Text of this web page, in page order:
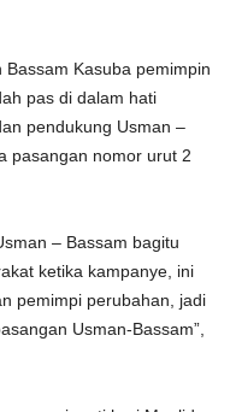
Kasuba pemimpin
pas di dalam hati
pendukung Usman –
pasangan nomor urut 2
– Bassam bagitu
ketika kampanye, ini
pemimpi perubahan, jadi
Usman-Bassam”,